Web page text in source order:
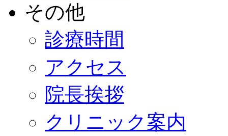
その他
診療時間
アクセス
院長挨拶
クリニック案内